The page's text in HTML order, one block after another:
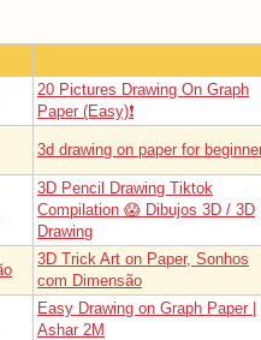
20 Pictures Drawing On Graph
Paper (Easy)❗
3d drawing on paper for
3D Pencil Drawing Tiktok
Compilation 😱 Dibujos 3D / 3D
Drawing
3D Trick Art on Paper, Sonhos
com Dimensão
Easy Drawing on Graph Paper |
Ashar 2M